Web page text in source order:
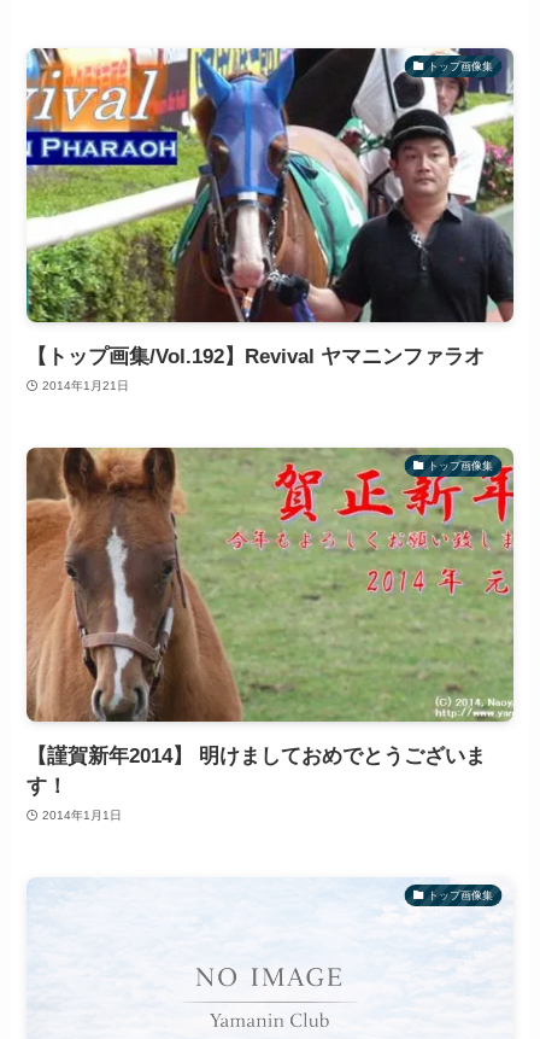
トップ画像集
【トップ画集/Vol.192】Revival ヤマニンファラオ
2014年1月21日
トップ画像集
【謹賀新年2014】 明けましておめでとうございま
す！
2014年1月1日
トップ画像集